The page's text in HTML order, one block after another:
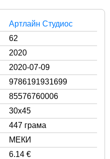
Артлайн Студиос
62
2020
2020-07-09
9786191931699
85576760006
30x45
447 грама
МЕКИ
6.14 €